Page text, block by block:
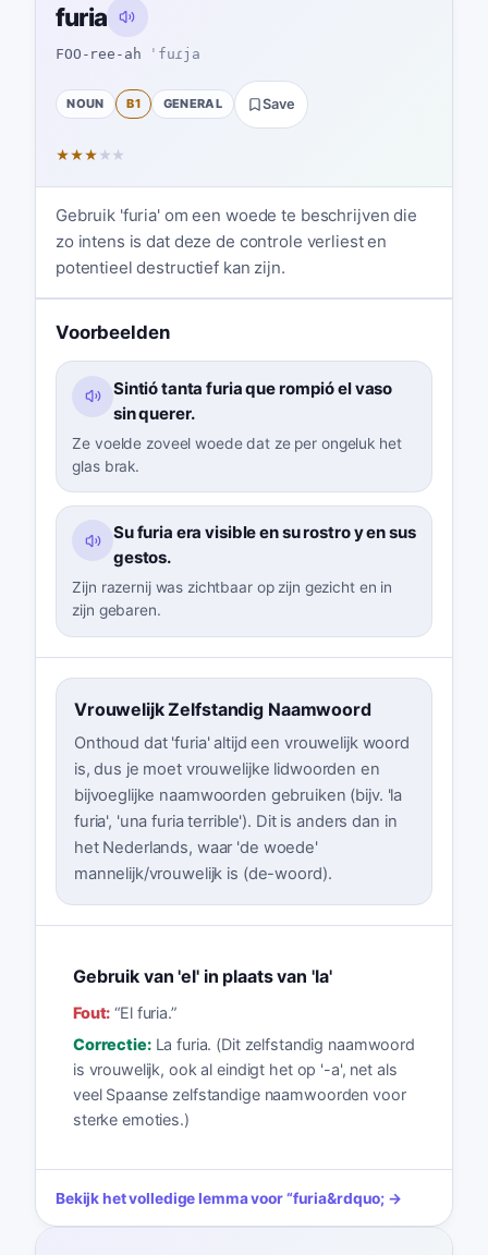
furia
FOO-ree-ah ˈfuɾja
NOUN B1 GENERAL Save
★★★ ★ ★
Gebruik 'furia' om een woede te beschrijven die
zo intens is dat deze de controle verliest en
potentieel destructief kan zijn.
Voorbeelden
Sintió tanta furia que rompió el vaso
sin querer.
Ze voelde zoveel woede dat ze per ongeluk het
glas brak.
Su furia era visible en su rostro y en sus
gestos.
Zijn razernij was zichtbaar op zijn gezicht en in
zijn gebaren.
Vrouwelijk Zelfstandig Naamwoord
Onthoud dat 'furia' altijd een vrouwelijk woord
is, dus je moet vrouwelijke lidwoorden en
bijvoeglijke naamwoorden gebruiken (bijv. 'la
furia', 'una furia terrible'). Dit is anders dan in
het Nederlands, waar 'de woede'
mannelijk/vrouwelijk is (de-woord).
Gebruik van 'el' in plaats van 'la'
Fout: “El furia.”
Correctie: La furia. (Dit zelfstandig naamwoord
is vrouwelijk, ook al eindigt het op '-a', net als
veel Spaanse zelfstandige naamwoorden voor
sterke emoties.)
Bekijk het volledige lemma voor“furia&rdquo; →